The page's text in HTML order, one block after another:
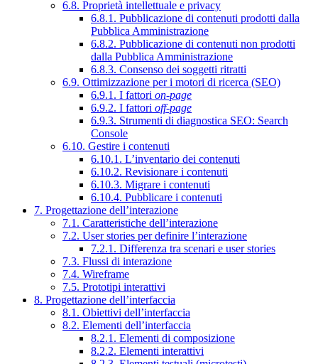
6.8. Proprietà intellettuale e privacy
6.8.1. Pubblicazione di contenuti prodotti dalla
Pubblica Amministrazione
6.8.2. Pubblicazione di contenuti non prodotti
dalla Pubblica Amministrazione
6.8.3. Consenso dei soggetti ritratti
6.9. Ottimizzazione per i motori di ricerca (SEO)
6.9.1. I fattori on-page
6.9.2. I fattori off-page
6.9.3. Strumenti di diagnostica SEO: Search
Console
6.10. Gestire i contenuti
6.10.1. L’inventario dei contenuti
6.10.2. Revisionare i contenuti
6.10.3. Migrare i contenuti
6.10.4. Pubblicare i contenuti
7. Progettazione dell’interazione
7.1. Caratteristiche dell’interazione
7.2. User stories per definire l’interazione
7.2.1. Differenza tra scenari e user stories
7.3. Flussi di interazione
7.4. Wireframe
7.5. Prototipi interattivi
8. Progettazione dell’interfaccia
8.1. Obiettivi dell’interfaccia
8.2. Elementi dell’interfaccia
8.2.1. Elementi di composizione
8.2.2. Elementi interattivi